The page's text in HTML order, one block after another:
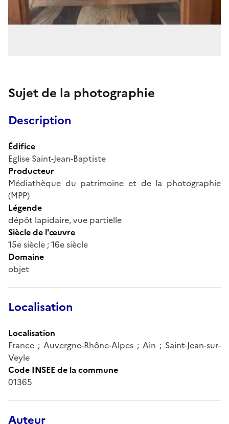
Sujet de la photographie
Description
Édifice
Eglise Saint-Jean-Baptiste
Producteur
Médiathèque du patrimoine et de la photographie
(MPP)
Légende
dépôt lapidaire, vue partielle
Siècle de l'œuvre
15e siècle ; 16e siècle
Domaine
objet
Localisation
Localisation
France ; Auvergne-Rhône-Alpes ; Ain ; Saint-Jean-sur-
Veyle
Code INSEE de la commune
01365
Auteur